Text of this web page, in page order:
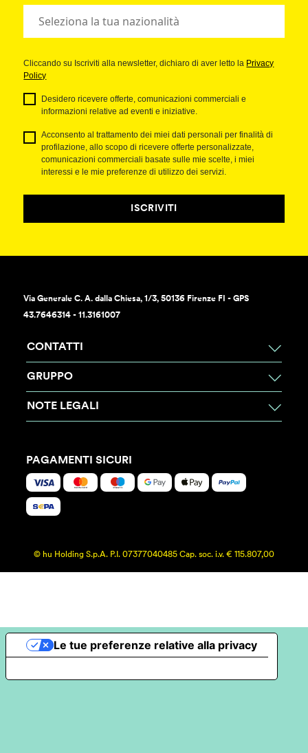
Cliccando su Iscriviti alla newsletter, dichiaro di aver letto la Privacy
Policy
Desidero ricevere offerte, comunicazioni commerciali e
informazioni relative ad eventi e iniziative.
Acconsento al trattamento dei miei dati personali per finalità di
profilazione, allo scopo di ricevere offerte personalizzate,
comunicazioni commerciali basate sulle mie scelte, i miei
interessi e le mie preferenze di utilizzo dei servizi.
ISCRIVITI
Via Generale C. A. dalla Chiesa, 1/3, 50136 Firenze FI - GPS
43.7646314 - 11.3161007
CONTATTI
GRUPPO
NOTE LEGALI
PAGAMENTI SICURI
© hu Holding S.p.A. P.I. 07377040485 Cap. soc. i.v. € 115.807,00
Le tue preferenze relative alla privacy